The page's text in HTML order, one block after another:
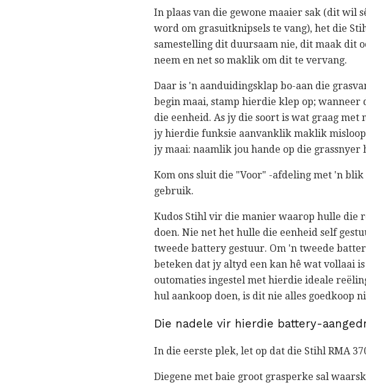
In plaas van die gewone maaier sak (dit wil
word om grasuitknipsels te vang), het die
samestelling dit duursaam nie, dit maak dit
neem en net so maklik om dit te vervang.
Daar is 'n aanduidingsklap bo-aan die
begin maai, stamp hierdie klep op; wanneer
die eenheid. As jy die soort is wat graag
jy hierdie funksie aanvanklik maklik
jy maai: naamlik jou hande op die grassnyer
Kom ons sluit die "Voor" -afdeling met 'n
gebruik.
Kudos Stihl vir die manier waarop hulle die
doen. Nie net het hulle die eenheid self
tweede battery gestuur. Om 'n tweede
beteken dat jy altyd een kan hê wat vollaai
outomaties ingestel met hierdie ideale
hul aankoop doen, is dit nie alles goedkoop
Die nadele vir hierdie battery-
In die eerste plek, let op dat die Stihl RMA
Diegene met baie groot grasperke sal